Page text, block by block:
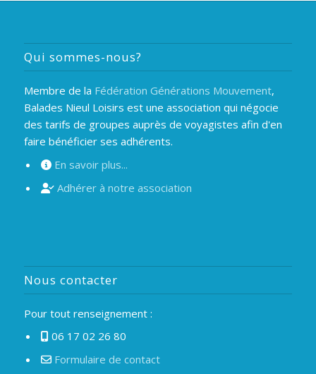
Qui sommes-nous?
Membre de la Fédération Générations Mouvement,
Balades Nieul Loisirs est une association qui négocie
des tarifs de groupes auprès de voyagistes afin d'en
faire bénéficier ses adhérents.
En savoir plus...
Adhérer à notre association
Nous contacter
Pour tout renseignement :
06 17 02 26 80
Formulaire de contact